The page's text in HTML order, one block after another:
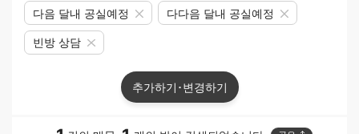
다음 달내 공실예정 다다음 달내 공실예정
빈방 상담
추가하기･변경하기